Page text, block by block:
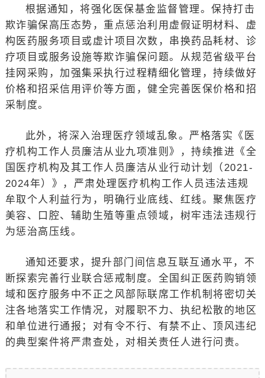
根据通知，将强化医保基金监督管理。保持打击
欺诈骗保高压态势，重点惩治利用虚假证明材料、虚
构医药服务项目或虚计项目次数，串换药品耗材、诊
疗项目或服务设施等欺诈骗保问题。从规范省级平台
挂网采购，加强集采执行过程精细化管理，持续做好
价格和招采信用评价等方面，健全完善医保价格和招
采制度。
此外，将深入治理医疗领域乱象。严格落实《医
疗机构工作人员廉洁从业九项准则》，持续推进《全
国医疗机构及其工作人员廉洁从业行动计划（2021-
2024年）》，严肃处理医疗机构工作人员违法违规
牟取个人利益行为，明确行业底线、红线。聚焦医疗
美容、口腔、辅助生殖等重点领域，树牢违法违规行
为惩治高压线。
通知还要求，提升部门间信息互联互通水平，不
断探索完善行业联合惩戒制度。全国纠正医药购销领
域和医疗服务中不正之风部际联席工作机制将密切关
注各地落实工作情况，对履职不力、执纪松散的地区
和单位进行通报；对有令不行、有禁不止、顶风违纪
的典型案件将严肃查处，对相关责任人进行问责。